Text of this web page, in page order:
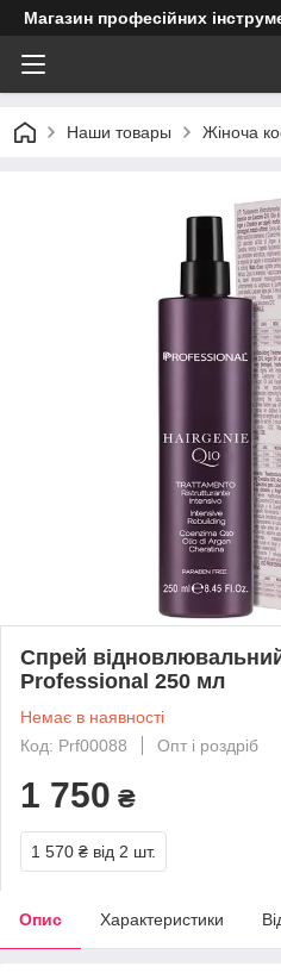
Магазин професійних
Наши товары Жіноча
Спрей
Professional 250 мл
Немає в наявності
Код: Prf00088
Опт і роздріб
1 750 ₴
1 570 ₴ від 2 шт.
Опис Характеристики